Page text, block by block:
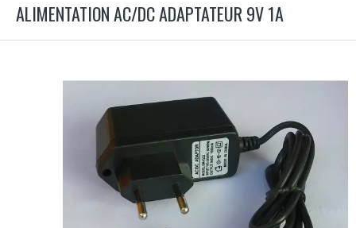
ALIMENTATION AC/DC ADAPTATEUR 9V 1A